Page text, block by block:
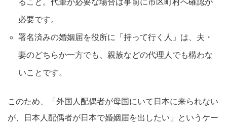
必要です。​
署名済みの婚姻届を役所に「持って行く人」は、夫・
妻のどちらか一方でも、親族などの代理人でも構わな
いことです。​
このため、「外国人配偶者が母国にいて日本に来られない
が、日本人配偶者が日本で婚姻届を出したい」というケー